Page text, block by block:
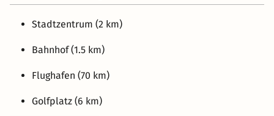
Stadtzentrum (2 km)
Bahnhof (1.5 km)
Flughafen (70 km)
Golfplatz (6 km)